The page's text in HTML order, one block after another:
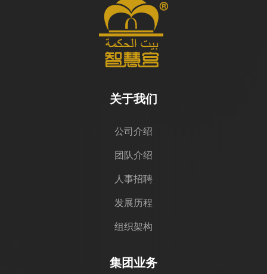
关于我们
公司介绍
团队介绍
人事招聘
发展历程
组织架构
集团业务